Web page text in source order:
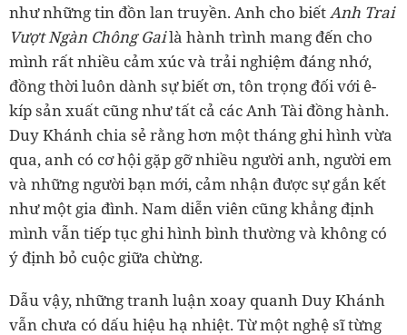
như những tin đồn lan truyền. Anh cho biếtAnh Trai
Vượt Ngàn Chông Gailà hành trình mang đến cho
mình rất nhiều cảm xúc và trải nghiệm đáng nhớ,
đồng thời luôn dành sự biết ơn, tôn trọng đối với ê-
kíp sản xuất cũng như tất cả các Anh Tài đồng hành.
Duy Khánh chia sẻ rằng hơn một tháng ghi hình vừa
qua, anh có cơ hội gặp gỡ nhiều người anh, người em
và những người bạn mới, cảm nhận được sự gắn kết
như một gia đình. Nam diễn viên cũng khẳng định
mình vẫn tiếp tục ghi hình bình thường và không có
ý định bỏ cuộc giữa chừng.
Dẫu vậy, những tranh luận xoay quanh Duy Khánh
vẫn chưa có dấu hiệu hạ nhiệt. Từ một nghệ sĩ từng